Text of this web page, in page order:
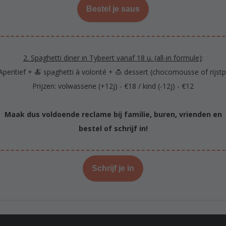
Bestel je saus
2. Spaghetti diner in Tybeert vanaf 18 u. (all-in formule):
+ 🍝 spaghetti à volonté + 🍮 dessert (chocomousse of
Prijzen: volwassene (+12j) - €18 / kind (-12j) - €12
Maak dus voldoende reclame bij familie, buren, vrienden en
bestel of schrijf in!
Schrijf je in